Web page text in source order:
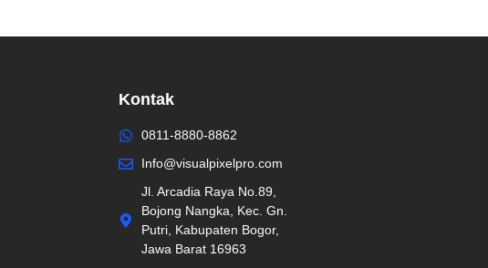
Kontak
0811-8880-8862
Info@visualpixelpro.com
Jl. Arcadia Raya No.89,
Bojong Nangka, Kec. Gn.
Putri, Kabupaten Bogor,
Jawa Barat 16963